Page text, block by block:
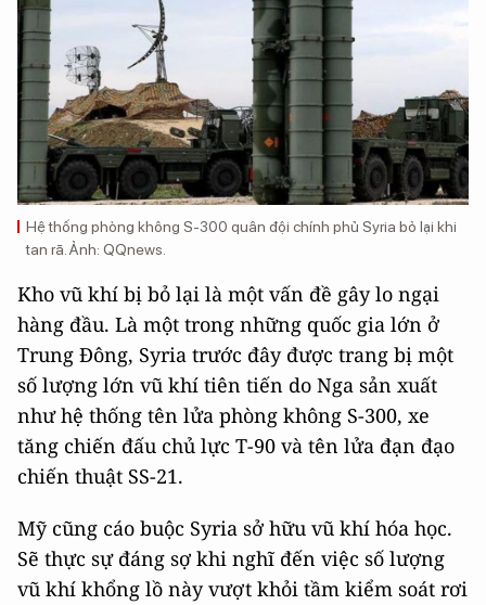
Hệ thống phòng không S-300 quân đội chính phủ Syria bỏ lại khi
tan rã. Ảnh: QQnews.
Kho vũ khí bị bỏ lại là một vấn đề gây lo ngại
hàng đầu. Là một trong những quốc gia lớn ở
Trung Đông, Syria trước đây được trang bị một
số lượng lớn vũ khí tiên tiến do Nga sản xuất
như hệ thống tên lửa phòng không S-300, xe
tăng chiến đấu chủ lực T-90 và tên lửa đạn đạo
chiến thuật SS-21.
Mỹ cũng cáo buộc Syria sở hữu vũ khí hóa học.
Sẽ thực sự đáng sợ khi nghĩ đến việc số lượng
vũ khí khổng lồ này vượt khỏi tầm kiểm soát rơi